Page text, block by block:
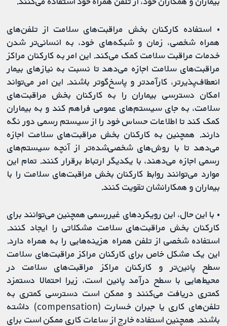
• استفاده کارکنان بخش مراقبت‌‌های سلامت از تلفن‌های
همراه شخصی، زمان و شبکه‌های خود، به انسانی‌تر شدن
خدمات مراقبت سلامت کمک می‌کند. این امر به کارکنان مراکز
مراقبت‌‌های سلامت اجازه می‌دهد تا نسبت به نیازهای بیمار
انعطاف‌پذیرتر، کارآمدتر و پاسخ‌گوتر باشند. این امر می‌تواند
امکان دسترسی بیماران را به کارکنان بخش مراقبت‌‌های
سلامت، به جای سیستم‌های عمومی فراهم کند و به بیماران
کمک کند تا اطلاعات حساس خود را از سیستم رسمی دور نگه
دارند. همچنین به کارکنان بخش مراقبت‌‌های سلامت اجازه
می‌دهد تا با روش‌های شخصی‌شده‌تر از آنچه سیستم‌های
رسمی اجازه می‌دهند، با یکدیگر ارتباط برقرار کنند. تمام این
موارد می‌توانند روابط کارکنان بخش مراقبت‌‌های سلامت را با
بیماران و همکارانشان تقویت کنند.
• با این حال، این رویکردهای غیررسمی همچنین می‌توانند برای
کارکنان بخش مراقبت‌‌های سلامت مشکلاتی را ایجاد کنند.
استفاده شخصی از تلفن همراه هزینه‌هایی را به همراه دارد.
این یک مشکل خاص برای کارکنان مراکز مراقبت‌‌های سلامت
سطح پائین‌تر و کارکنان مراکز مراقبت‌‌های سلامت در
محیط‌هایی با سطح درآمد پائین است، زیرا احتمالا دستمزد
کمتری دریافت می‌کنند و ممکن است دسترسی کمتری به
تلفن‌های کاری یا جبران خسارت (compensation) داشته
باشند. همچنین استفاده خارج از ساعات کاری ممکن است برای